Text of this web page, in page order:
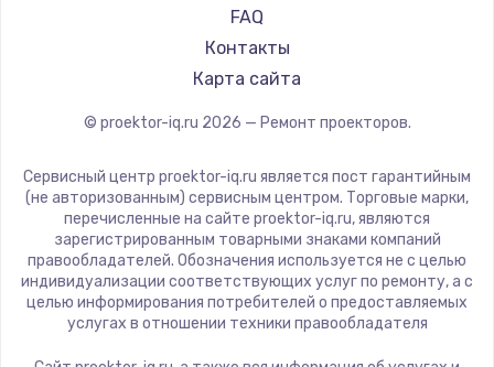
HITACHI
Panasonic
Hisense
FAQ
Контакты
Карта сайта
© proektor-iq.ru 2026 — Ремонт проекторов.
Сервисный центр proektor-iq.ru является пост гарантийным
(не авторизованным) сервисным центром. Торговые марки,
перечисленные на сайте proektor-iq.ru, являются
зарегистрированным товарными знаками компаний
правообладателей. Обозначения используется не с целью
индивидуализации соответствующих услуг по ремонту, а с
целью информирования потребителей о предоставляемых
услугах в отношении техники правообладателя